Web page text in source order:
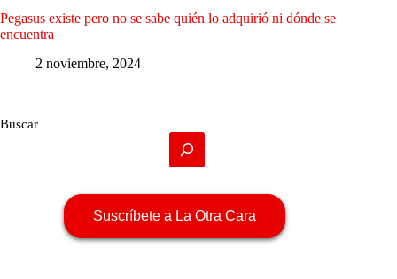
Pegasus existe pero no se sabe quién lo adquirió ni dónde se
encuentra
2 noviembre, 2024
Buscar
Suscríbete a La Otra Cara